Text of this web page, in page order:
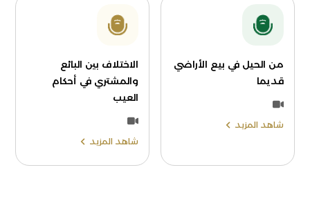
من الحيل في بيع الأراضي
قديما
شاهد المزيد
الاختلاف بين البائع
والمشتري في أحكام
العيب
شاهد المزيد